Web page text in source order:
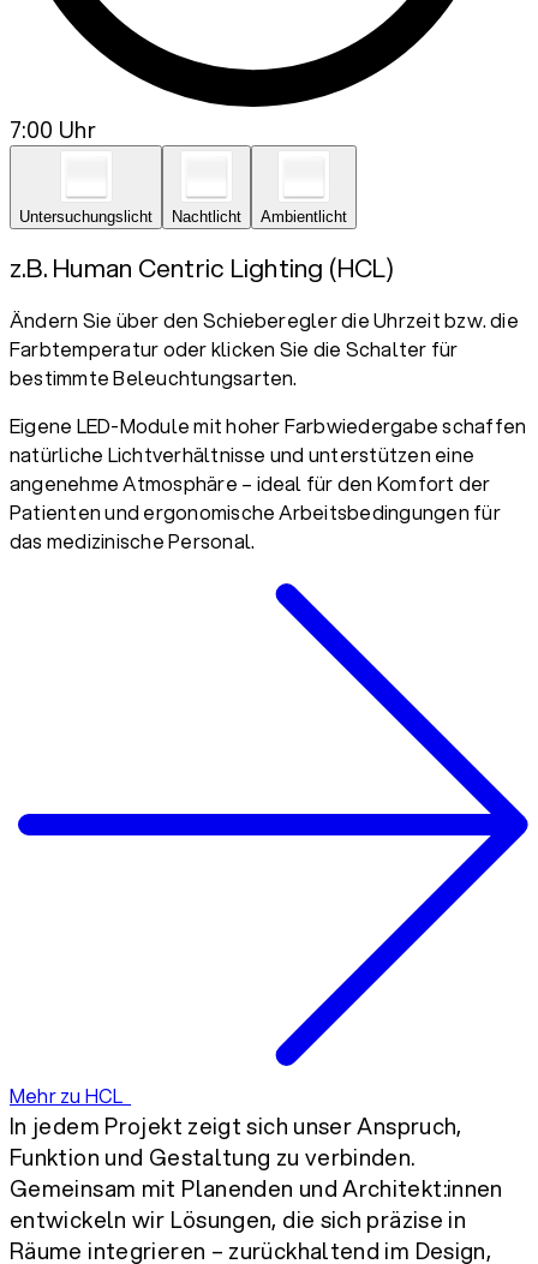
7:00 Uhr
Untersuchungslicht Nachtlicht Ambientlicht
z.B. Human Centric Lighting (HCL)
Ändern Sie über den Schieberegler die Uhrzeit bzw. die
Farbtemperatur oder klicken Sie die Schalter für
bestimmte Beleuchtungsarten.
Eigene LED-Module mit hoher Farbwiedergabe schaffen
natürliche Lichtverhältnisse und unterstützen eine
angenehme Atmosphäre – ideal für den Komfort der
Patienten und ergonomische Arbeitsbedingungen für
das medizinische Personal.
Mehr zu HCL
In jedem Projekt zeigt sich unser Anspruch,
Funktion und Gestaltung zu verbinden.
Gemeinsam mit Planenden und Architekt:innen
entwickeln wir Lösungen, die sich präzise in
Räume integrieren – zurückhaltend im Design,